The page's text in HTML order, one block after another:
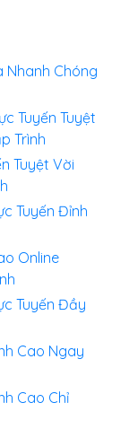
Nhanh Chóng
Tuyến Tuyệt
Trình
Tuyệt Vời
Tuyến Đỉnh
Online
Tuyến Đầy
Cao Ngay
Cao Chỉ